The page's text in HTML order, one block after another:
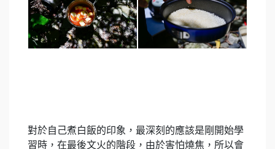
對於自己煮白飯的印象，最深刻的應該是剛開始學
習時，在最後文火的階段，由於害怕燒焦，所以會